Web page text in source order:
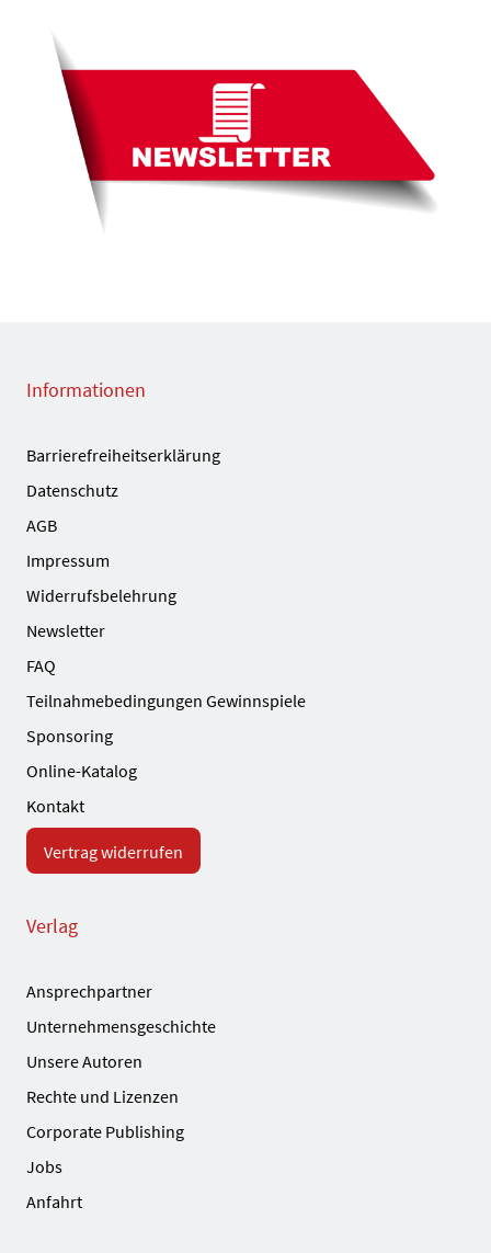
Informationen
Barrierefreiheitserklärung
Datenschutz
AGB
Impressum
Widerrufsbelehrung
Newsletter
FAQ
Teilnahmebedingungen Gewinnspiele
Sponsoring
Online-Katalog
Kontakt
Vertrag widerrufen
Verlag
Ansprechpartner
Unternehmensgeschichte
Unsere Autoren
Rechte und Lizenzen
Corporate Publishing
Jobs
Anfahrt